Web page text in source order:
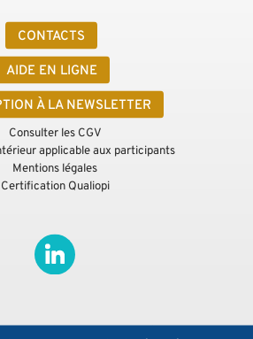
CONTACTS
AIDE EN LIGNE
À LA NEWSLETTER
Consulter les CGV
applicable aux participants
Mentions légales
Certification Qualiopi